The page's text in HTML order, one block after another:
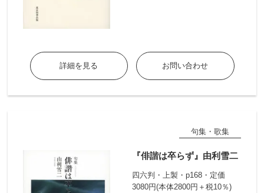
詳細を見る お問い合わせ
句集・歌集
『俳諧は卒らず』由利雪二
四六判・上製・p168・定価
3080円(本体2800円＋税10％)